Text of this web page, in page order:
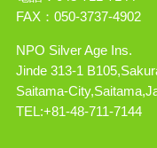
FAX：050-3737-4902
NPO Silver Age Ins.
Jinde 313-1
Saitama-
TEL:+81-48-711-7144